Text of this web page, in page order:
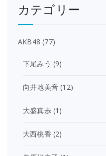
カテゴリー
AKB48 (77)
下尾みう (9)
向井地美音 (12)
大盛真歩(1)
大西桃香 (2)